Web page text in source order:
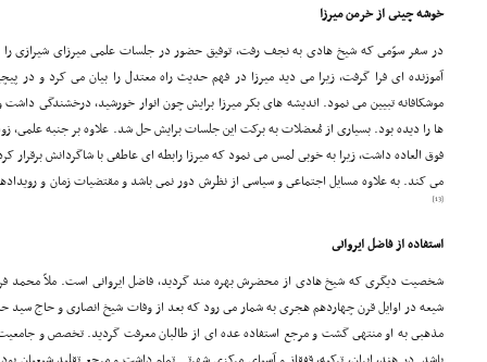
خوشه چینى از خرمن میرزا
در سفر سوّمى که شیخ هادى به نجف رفت، توفیق حضور در جلسات علمى میرزاى شیرازى
آموزنده اى فرا گرفت، زیرا مى دید میرزا در فهم حدیث راه معتدل را بیان مى کرد و در
موشکافانه تبیین مى نمود. اندیشه هاى بکر میرزا برایش چون انوار خورشید، درخشندگى
ها را دیده بود. بسیارى از مُعضلات به برکت این جلسات برایش حل شد. علاوه بر جنبه علمى،
فوق العاده داشت، زیرا به خوبى لمس مى نمود که میرزا رابطه اى عاطفى با شاگردانش برقرار
مى کند. به علاوه مسایل اجتماعى و سیاسى از نظرش دور نمى باشد و مقتضیات زمان و
[13]
استفاده از فاضل ایروانى
شخصیت دیگرى که شیخ هادى از محضرش بهره مند گردید، فاضل ایروانى است. ملاّ محمد
شیعه در اوایل قرن چهاردهم هجرى به شمار مى رود که بعد از وفات شیخ انصارى و حاج
مذهبى به او منتهى گشت و مرجع استفاده عده اى از طالبان معرفت گردید. تخصص و